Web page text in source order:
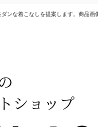
ンな着こなしを提案します。商品